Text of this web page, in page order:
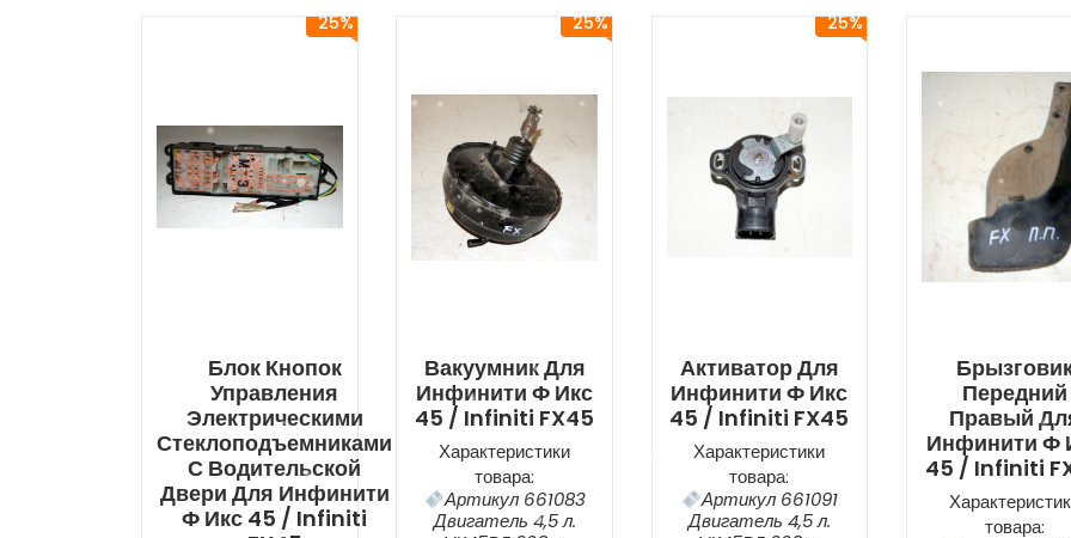
25%
Блок Кнопок
Управления
Электрическими
Стеклоподъемниками
С Водительской
Двери Для Инфинити
Ф Икс 45 / Infiniti
25%
Вакуумник Для
Инфинити Ф Икс
45 / Infiniti FX45
Характеристики
товара:
Артикул 661083
Двигатель 4,5 л.
25%
Активатор Для
Инфинити Ф Икс
45 / Infiniti FX45
Характеристики
товара:
Артикул 661091
Двигатель 4,5 л.
Передний
Правый
Инфинити Ф
45 / Infiniti
товара: